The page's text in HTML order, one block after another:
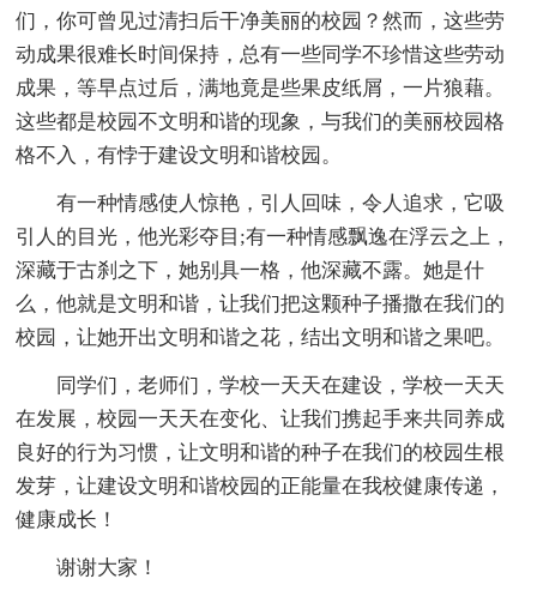
们，你可曾见过清扫后干净美丽的校园？然而，这些劳
动成果很难长时间保持，总有一些同学不珍惜这些劳动
成果，等早点过后，满地竟是些果皮纸屑，一片狼藉。
这些都是校园不文明和谐的现象，与我们的美丽校园格
格不入，有悖于建设文明和谐校园。
有一种情感使人惊艳，引人回味，令人追求，它吸
引人的目光，他光彩夺目;有一种情感飘逸在浮云之上，
深藏于古刹之下，她别具一格，他深藏不露。她是什
么，他就是文明和谐，让我们把这颗种子播撒在我们的
校园，让她开出文明和谐之花，结出文明和谐之果吧。
同学们，老师们，学校一天天在建设，学校一天天
在发展，校园一天天在变化、让我们携起手来共同养成
良好的行为习惯，让文明和谐的种子在我们的校园生根
发芽，让建设文明和谐校园的正能量在我校健康传递，
健康成长！
谢谢大家！